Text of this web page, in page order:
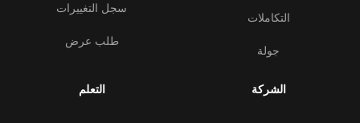
التكاملات
جولة
سجل التغييرات
طلب عرض
الشركة التعلم